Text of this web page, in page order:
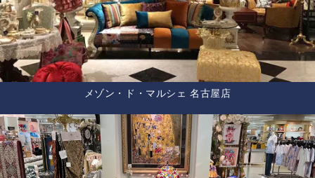
メゾン・ド・マルシェ 名古屋店